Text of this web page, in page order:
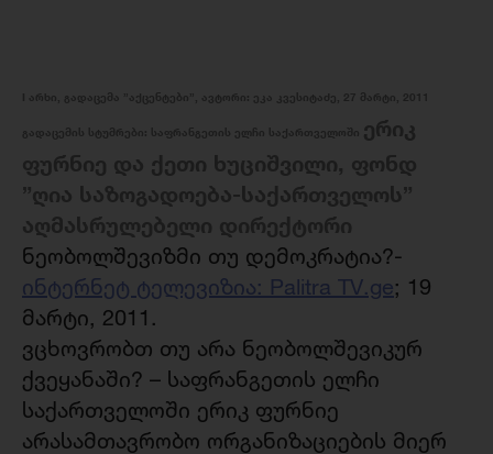
I არხი, გადაცემა ”აქცენტები”, ავტორი: ეკა კვესიტაძე, 27 მარტი, 2011
გადაცემის სტუმრები: საფრანგეთის ელჩი საქართველოში ერიკ
ფურნიე და ქეთი ხუციშვილი, ფონდ
”ღია საზოგადოება-საქართველოს”
აღმასრულებელი დირექტორი
ნეობოლშევიზმი თუ დემოკრატია?-
ინტერნეტ ტელევიზია: Palitra TV.ge; 19
მარტი, 2011.
ვცხოვრობთ თუ არა ნეობოლშევიკურ
ქვეყანაში? – საფრანგეთის ელჩი
საქართველოში ერიკ ფურნიე
არასამთავრობო ორგანიზაციების მიერ